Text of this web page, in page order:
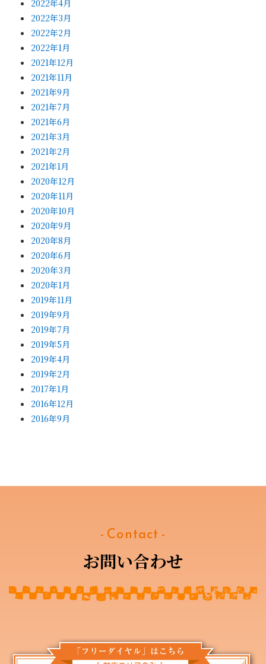
2022年4月
2022年3月
2022年2月
2022年1月
2021年12月
2021年11月
2021年9月
2021年7月
2021年6月
2021年3月
2021年2月
2021年1月
2020年12月
2020年11月
2020年10月
2020年9月
2020年8月
2020年6月
2020年3月
2020年1月
2019年11月
2019年9月
2019年7月
2019年5月
2019年4月
2019年2月
2017年1月
2016年12月
2016年9月
- Contact -
お問い合わせ